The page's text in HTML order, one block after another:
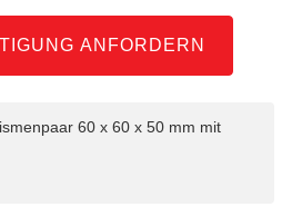
ANFORDERN
60 x 60 x 50 mm mit